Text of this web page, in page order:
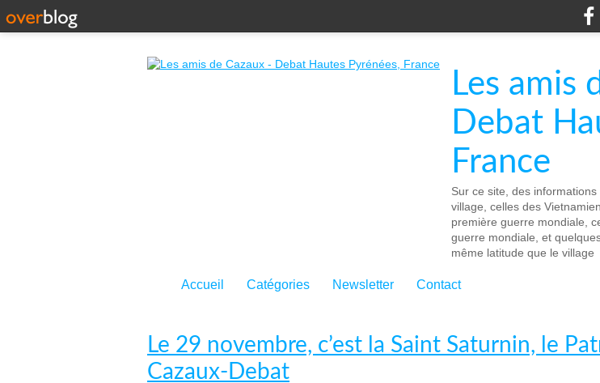
Les amis
Debat
France
Sur ce site, des
village, celles des
première guerre mondiale,
guerre mondiale, et
même latitude que le village
Accueil Catégories Newsletter Contact
Le 29 novembre, c’est la Saint Saturnin, le
Cazaux-Debat